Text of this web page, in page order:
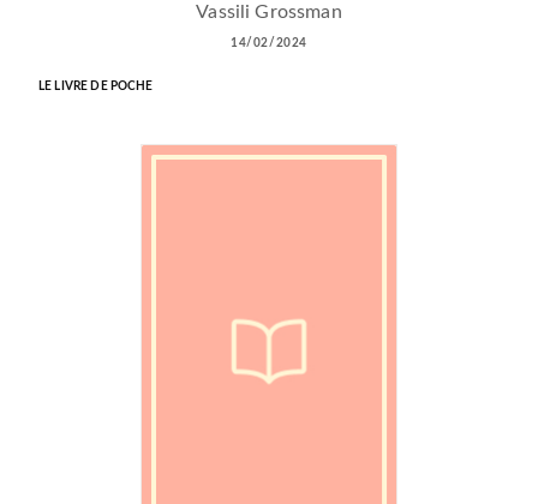
Vassili Grossman
14/02/2024
LE LIVRE DE POCHE